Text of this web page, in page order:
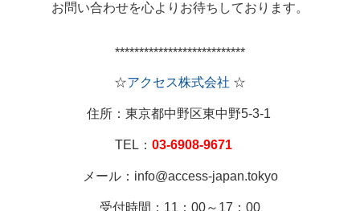
お問い合わせを心よりお待ちしております。
***************************
☆アクセス株式会社 ☆
住所：東京都中野区東中野5-3-1
TEL： 03-6908-9671
メール：info@access-japan.tokyo
受付時間：11：00～17：00